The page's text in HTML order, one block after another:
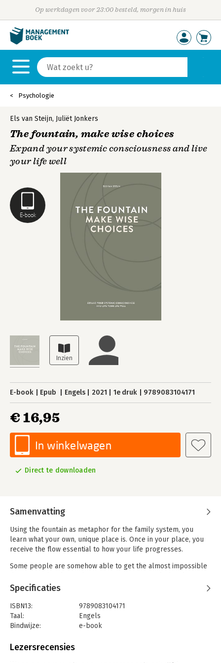
Op werkdagen voor 23:00 besteld, morgen in huis
Psychologie
E-book
Els van Steijn, Juliët Jonkers
The fountain, make wise choices
Expand your systemic consciousness and live
your life well
E-book Epub Engels 2021 1e druk 9789083104171
€ 16,95
In winkelwagen
Direct te downloaden
Samenvatting
Using the fountain as metaphor for the family system, you
learn what your own, unique place is. Once in your place, you
receive the flow essential to how your life progresses.
Some people are somehow able to get the almost impossible
not have an influence on? The trick is to make that distinction.
When you're better able to recognize the force fields in which
you find yourself, when you learn to observe without judgment
and surrender to "what is," you can make wise choices that
allow you to do well. "The fountain" metaphor helps you firmly
In this book, you'II learn how The Fountain works through your
Specificaties
ISBN13:
9789083104171
Taal:
Engels
Bindwijze:
e-book
Bestandsformaat:
Lezersrecensies